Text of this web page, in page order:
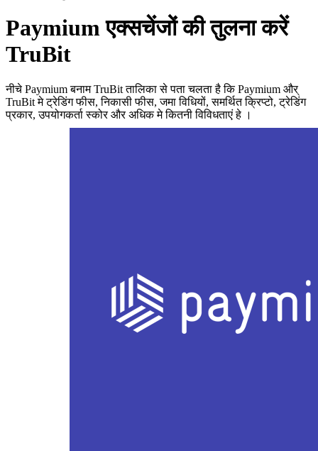
Paymium एक्सचेंजों की तुलना करें
TruBit
नीचे Paymium बनाम TruBit तालिका से पता चलता है कि Paymium और्
TruBit मे ट्रेडिंग फीस, निकासी फीस, जमा विधियों, समर्थित क्रिप्टो, ट्रेडिंग
प्रकार, उपयोगकर्ता स्कोर और अधिक मे कितनी विविधताएं हे ।